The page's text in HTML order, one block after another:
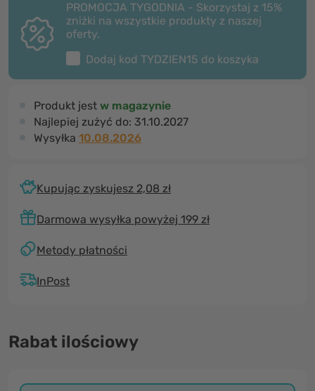
PROMOCJA TYGODNIA - Skorzystaj z 15%
zniżki na wszystkie produkty z naszej
oferty.
Dodaj kod TYDZIEN15 do koszyka
Produkt jest w magazynie
Najlepiej zużyć do: 31.10.2027
Wysyłka 10.08.2026
Kupując zyskujesz 2,08 zł
Darmowa wysyłka powyżej 199 zł
Metody płatności
InPost
Rabat ilościowy